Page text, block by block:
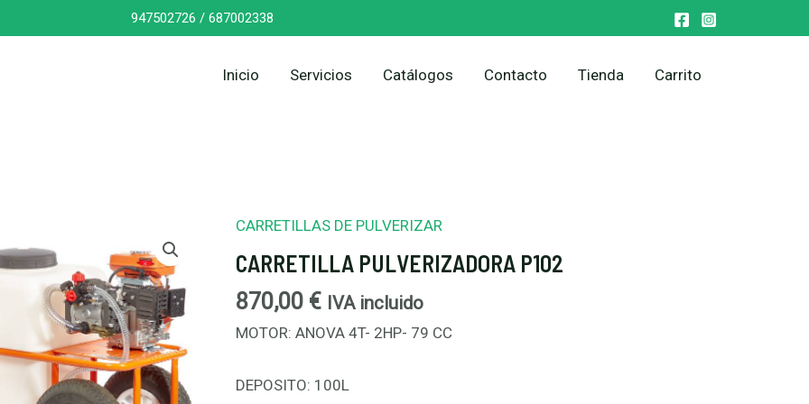
947502726 / 687002338
Inicio Servicios Catálogos Contacto Tienda Carrito
CARRETILLAS DE PULVERIZAR
CARRETILLA PULVERIZADORA P102
870,00 € IVA incluido
MOTOR: ANOVA 4T- 2HP- 79 CC
DEPOSITO: 100L
CARRETILLA
PULVERIZADORA
cantidad